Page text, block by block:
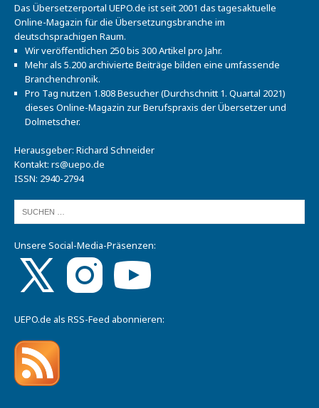
Das Übersetzerportal UEPO.de ist seit 2001 das tagesaktuelle
Online-Magazin für die Übersetzungsbranche im
deutschsprachigen Raum.
Wir veröffentlichen 250 bis 300 Artikel pro Jahr.
Mehr als 5.200 archivierte Beiträge bilden eine umfassende
Branchenchronik.
Pro Tag nutzen 1.808 Besucher (Durchschnitt 1. Quartal 2021)
dieses Online-Magazin zur Berufspraxis der Übersetzer und
Dolmetscher.
Herausgeber: Richard Schneider
Kontakt: rs@uepo.de
ISSN: 2940-2794
Unsere Social-Media-Präsenzen:
UEPO.de als RSS-Feed abonnieren: